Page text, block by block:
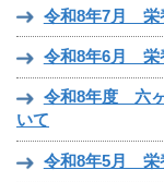
令和8年7月 栄
令和8年6月 栄
令和8年度 六
いて
令和8年5月 栄